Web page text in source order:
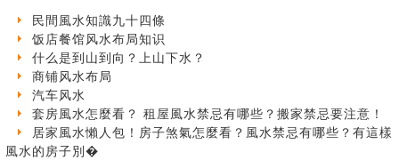
测字（实例解释）
精选1000个五行属火的字
玄空本义(七)
刘燮鈞讲人相 手纹与命运(二)
商铺如何摆放物品催财招财
极其旺夫的女人面相
家居常見風水形煞及化解方法 (二)
居家風水懶人包！房子煞氣怎麼看？風水禁忌有哪些？有
民間風水知識九十四條
饭店餐馆风水布局知识
什么是到山到向？上山下水？
商铺风水布局
汽车风水
套房風水怎麼看？ 租屋風水禁忌有哪些？搬家禁忌要注意！
居家風水懶人包！房子煞氣怎麼看？風水禁忌有哪些？有這樣
風水的房子別�